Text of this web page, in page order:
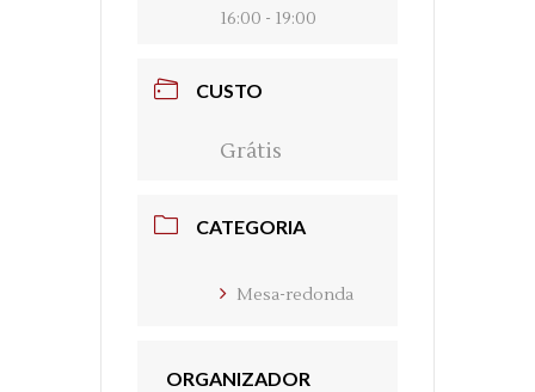
16:00 - 19:00
CUSTO
Grátis
CATEGORIA
Mesa-redonda
ORGANIZADOR